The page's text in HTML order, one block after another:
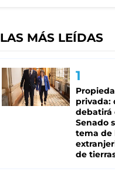
LAS MÁS LEÍDAS
privada:
debatirá
Senado
tema de
de